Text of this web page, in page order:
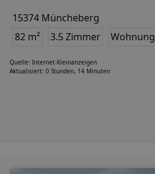
15374 Müncheberg
82 m²
3.5 Zimmer Wohnung
Quelle: Internet-Kleinanzeigen
Aktualisiert: 0 Stunden, 14 Minuten